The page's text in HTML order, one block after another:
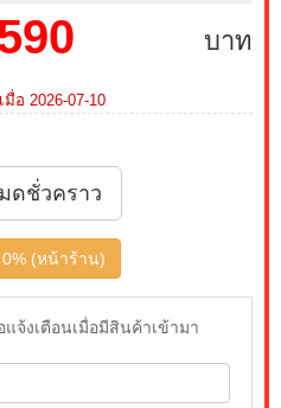
บาท
อ 2026-07-10
ดชั่วคราว
(หน้าร้าน)
จ้งเตือนเมื่อมีสินค้าเข้ามา